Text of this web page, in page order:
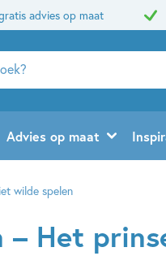
advies op maat
Advies op maat
wilde spelen
– Het